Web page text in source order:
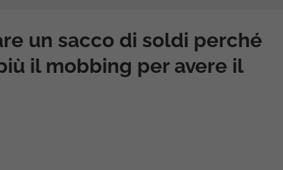
un sacco di soldi perché
il mobbing per avere il